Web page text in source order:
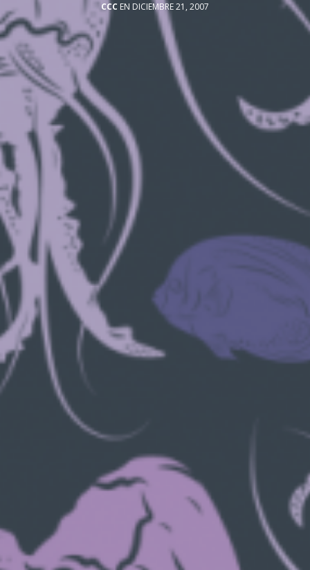
CCC EN DICIEMBRE 21, 2007